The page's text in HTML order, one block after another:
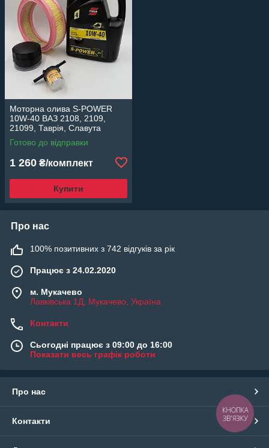
Моторна олива S-POWER
10W-40 ВАЗ 2108, 2109,
21099, Таврія, Славута
карбюратор комплект фільтр
масляний, повітряний,
Готово до відправки
1 260 ₴/комплект
Купити
Про нас
100% позитивних з 742 відгуків за рік
Працює з 24.02.2020
м. Мукачево
Лавківська 1Д, Мукачево, Україна
Контакти
Сьогодні працює з 09:00 до 16:00
Показати весь графік роботи
Про нас
Контакти
КНОПКА
ЗВ'ЯЗКУ